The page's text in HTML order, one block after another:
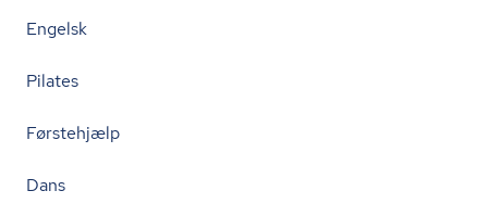
Engelsk
Pilates
Førstehjælp
Dans